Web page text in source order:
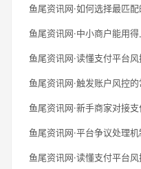
鱼尾资讯网·如何选择最匹
鱼尾资讯网·中小商户能用
鱼尾资讯网·读懂支付平台
鱼尾资讯网·触发账户风控
鱼尾资讯网·新手商家对接
鱼尾资讯网·平台争议处理
鱼尾资讯网·读懂支付平台